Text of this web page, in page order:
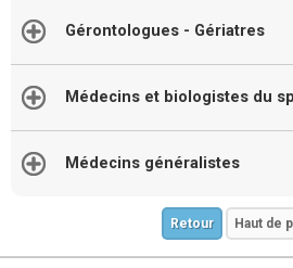
Gérontologues - Gériatres
Médecins et biologistes du
Médecins généralistes
Retour Haut de